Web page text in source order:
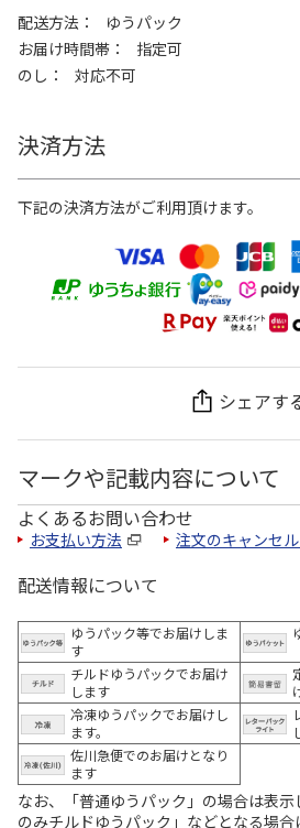
配送方法
ゆうパック
お届け時間帯
指定可
のし
対応不可
決済方法
下記の決済方法がご利用頂けます。
シェアす
マークや記載内容について
よくあるお問い合わせ
お支払い方法 注文のキャンセ
配送情報について
ゆうパック等でお届けしま
す
チルドゆうパックでお届け
します
冷凍ゆうパックでお届けし
ます。
佐川急便でのお届けとなり
ます
なお、「普通ゆうパック」の場合は表
のみチルドゆうパック」などとなる場